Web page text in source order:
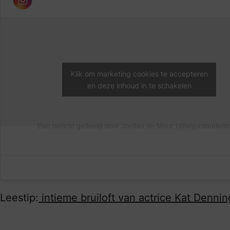
Klik om marketing cookies te accepteren
en deze inhoud in te schakelen
Leestip: intieme bruiloft van actrice Kat